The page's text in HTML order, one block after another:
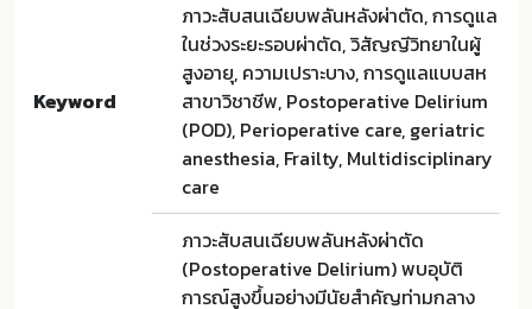
Keyword
ภาวะสับสนเฉียบพลันหลังผ่าตัด, การดูแล
ในช่วงระยะรอบผ่าตัด, วิสัญญีวิทยาในผู้
สูงอายุ, ความเปราะบาง, การดูแลแบบสห
สาขาวิชาชีพ, Postoperative Delirium
(POD), Perioperative care, geriatric
anesthesia, Frailty, Multidisciplinary
care
ภาวะสับสนเฉียบพลันหลังผ่าตัด
(Postoperative Delirium) พบอุบัติ
การณ์สูงขึ้นอย่างมีนัยสำคัญท่ามกลาง